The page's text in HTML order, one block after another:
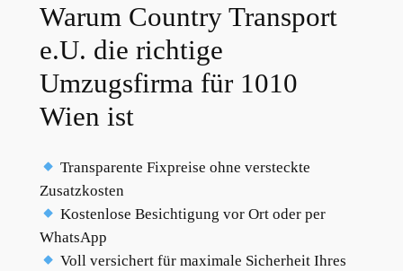
Warum Country Transport
e.U. die richtige
Umzugsfirma für 1010
Wien ist
Transparente Fixpreise ohne versteckte
Zusatzkosten
Kostenlose Besichtigung vor Ort oder per
WhatsApp
Voll versichert für maximale Sicherheit Ihres